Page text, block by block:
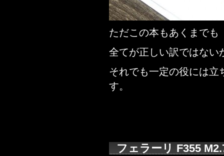
ただこの本もあくまでも
全てが正しい訳ではない
それでも一定の役には立
す。
フェラーリ F355